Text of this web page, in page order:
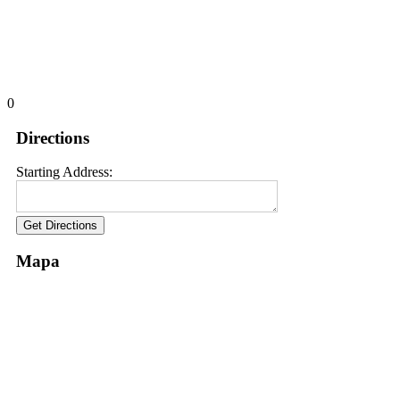
0
Directions
Starting Address:
Mapa